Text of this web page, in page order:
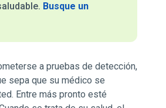
Busque un
a pruebas de detección,
sepa que su médico se
Entre más pronto esté